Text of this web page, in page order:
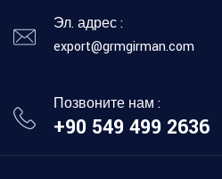
Эл. адрес :
export@grmgirman.com
Позвоните нам :
+90 549 499 2636